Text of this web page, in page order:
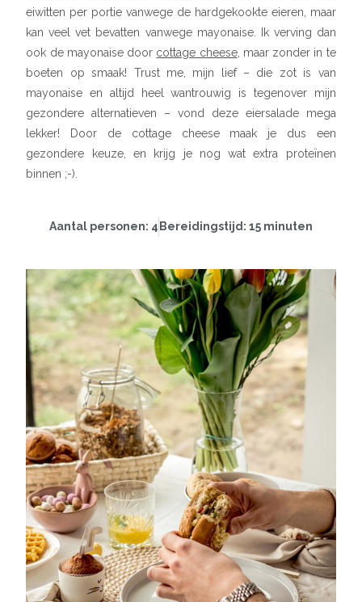
eiwitten per portie vanwege de hardgekookte eieren, maar
kan veel vet bevatten vanwege mayonaise. Ik verving dan
ook de mayonaise door cottage cheese, maar zonder in te
boeten op smaak! Trust me, mijn lief – die zot is van
mayonaise en altijd heel wantrouwig is tegenover mijn
gezondere alternatieven – vond deze eiersalade mega
lekker! Door de cottage cheese maak je dus een
gezondere keuze, en krijg je nog wat extra proteïnen
binnen ;-).
Aantal personen: 4 Bereidingstijd: 15 minuten